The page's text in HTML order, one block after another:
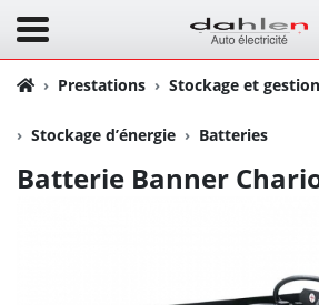
Prestations Stockage et
Stockage d’énergie Batteries
Batterie Banner